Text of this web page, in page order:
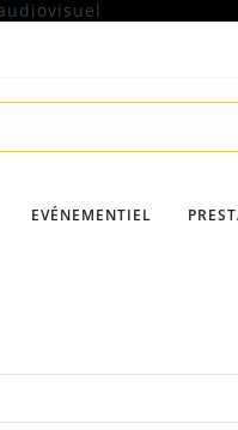
EVÉNEMENTIEL